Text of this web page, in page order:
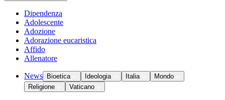
Dipendenza
Adolescente
Adozione
Adorazione eucaristica
Affido
Allenatore
News Bioetica Ideologia Italia
Mondo
Religione
Vaticano